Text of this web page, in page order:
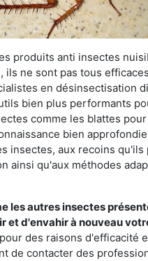
produits anti insectes
ils ne sont pas tous
en désinsectisation
bien plus performants
comme les blattes pour
bien
insectes, aux recoins
ainsi qu'aux méthodes
les autres insectes
et d'envahir à nouveau
des raisons d'efficacité
de contacter des